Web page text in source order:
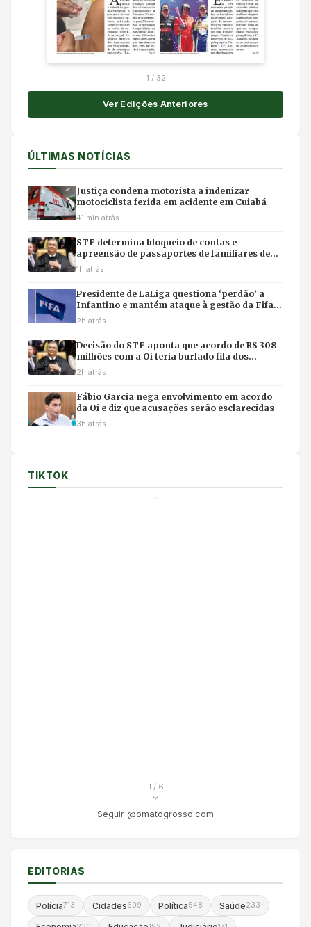
1 / 32
Ver Edições Anteriores
ÚLTIMAS NOTÍCIAS
Justiça condena motorista a indenizar
motociclista ferida em acidente em Cuiabá
41 min atrás
STF determina bloqueio de contas e
apreensão de passaportes de familiares de
Mauro Mendes em investigação da PF
1h atrás
Presidente de LaLiga questiona ‘perdão’ a
Infantino e mantém ataque à gestão da Fifa
após crise
2h atrás
Decisão do STF aponta que acordo de R$ 308
milhões com a Oi teria burlado fila dos
precatórios
2h atrás
Fábio Garcia nega envolvimento em acordo
da Oi e diz que acusações serão esclarecidas
3h atrás
TIKTOK
1 / 6
Seguir @omatogrosso.com
EDITORIAS
Polícia713 Cidades609 Política548 Saúde233